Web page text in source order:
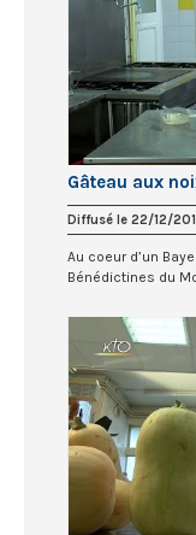
Gâteau aux
Diffusé le 22/12/
Au coeur d’un
Bénédictines du